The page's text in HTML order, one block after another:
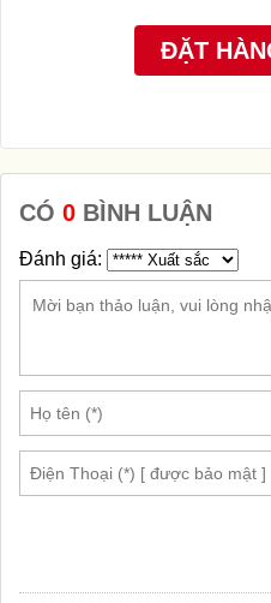
CÓ 0 BÌNH LUẬN
Đánh giá: